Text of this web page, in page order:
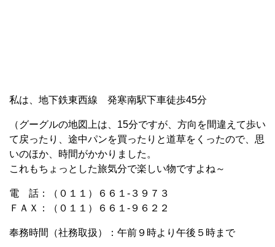
私は、地下鉄東西線 発寒南駅下車徒歩45分
（グーグルの地図上は、15分ですが、方向を間違えて歩い
て戻ったり、途中パンを買ったりと道草をくったので、思
いのほか、時間がかかりました。
これもちょっとした旅気分で楽しい物ですよね～
電 話：（０１１）６６１‐３９７３
ＦＡＸ：（０１１）６６１‐９６２２
奉務時間（社務取扱）：午前９時より午後５時まで